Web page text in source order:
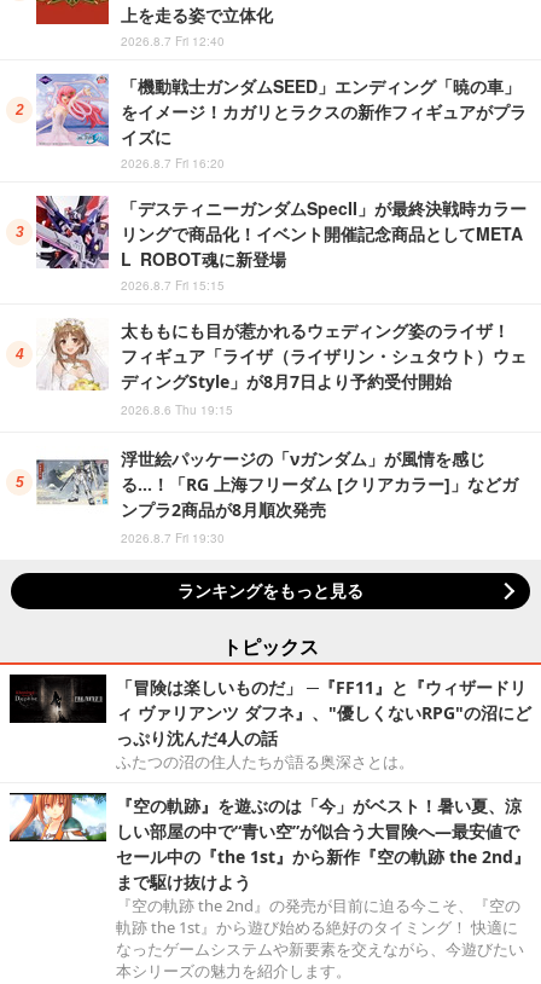
上を走る姿で立体化
2026.8.7 Fri 12:40
「機動戦士ガンダムSEED」エンディング「暁の車」
をイメージ！カガリとラクスの新作フィギュアがプラ
イズに
2026.8.7 Fri 16:20
「デスティニーガンダムSpecII」が最終決戦時カラー
リングで商品化！イベント開催記念商品としてMETA
L ROBOT魂に新登場
2026.8.7 Fri 15:15
太ももにも目が惹かれるウェディング姿のライザ！
フィギュア「ライザ（ライザリン・シュタウト）ウェ
ディングStyle」が8月7日より予約受付開始
2026.8.6 Thu 19:15
浮世絵パッケージの「νガンダム」が風情を感じ
る…！「RG 上海フリーダム [クリアカラー]」などガ
ンプラ2商品が8月順次発売
2026.8.7 Fri 19:30
ランキングをもっと見る
トピックス
「冒険は楽しいものだ」 ─『FF11』と『ウィザードリ
ィ ヴァリアンツ ダフネ』、"優しくないRPG"の沼にど
っぷり沈んだ4人の話
ふたつの沼の住人たちが語る奥深さとは。
『空の軌跡』を遊ぶのは「今」がベスト！暑い夏、涼
しい部屋の中で“青い空”が似合う大冒険へ―最安値で
セール中の『the 1st』から新作『空の軌跡 the 2nd』
まで駆け抜けよう
『空の軌跡 the 2nd』の発売が目前に迫る今こそ、『空の
軌跡 the 1st』から遊び始める絶好のタイミング！ 快適に
なったゲームシステムや新要素を交えながら、今遊びたい
本シリーズの魅力を紹介します。